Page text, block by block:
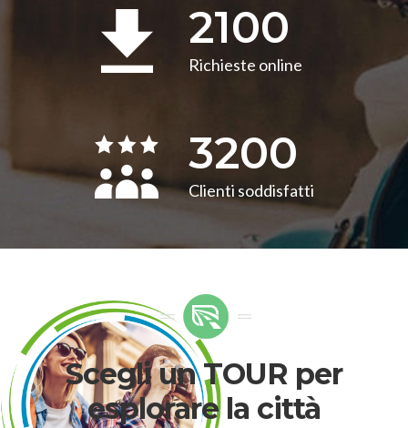
2100
Richieste online
3200
Clienti soddisfatti
Scegli un TOUR per
esplorare la città